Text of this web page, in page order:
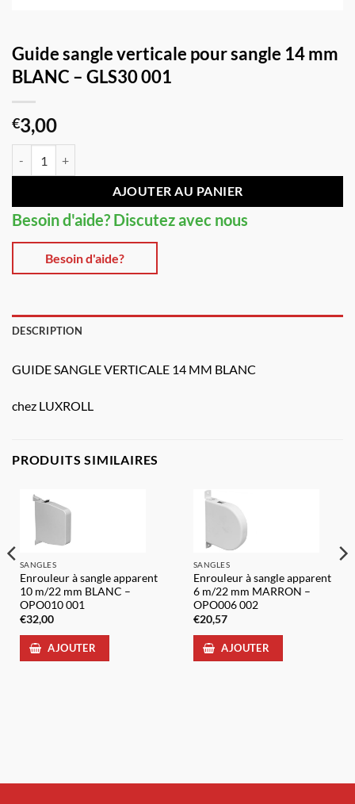
Guide sangle verticale pour sangle 14 mm
BLANC – GLS30 001
€3,00
AJOUTER AU PANIER
Besoin d'aide? Discutez avec nous
Besoin d'aide?
DESCRIPTION
GUIDE SANGLE VERTICALE 14 MM BLANC
chez LUXROLL
PRODUITS SIMILAIRES
SANGLES
Enrouleur à sangle apparent
10 m/22 mm BLANC –
OPO010 001
€32,00
AJOUTER
SANGLES
Enrouleur à sangle apparent
6 m/22 mm MARRON –
OPO006 002
€20,57
AJOUTER